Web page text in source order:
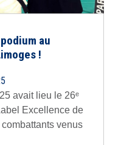
au
!
avait lieu le 26ᵉ
Excellence de
venus